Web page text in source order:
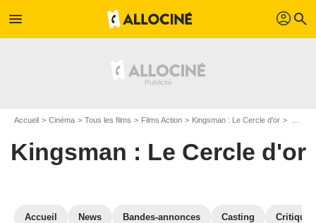
menu profil search
Accueil Cinéma Tous les films Films Action Kingsman : Le Cercle d'or
Kingsman : Le Cercle d'or
Accueil News Bandes-annonces Casting